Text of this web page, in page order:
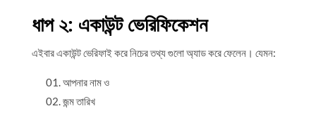
ধাপ ২: একাউন্ট ভেরিফিকেশন
এইবার একাউন্ট ভেরিফাই করে নিচের তথ্য গুলো অ্যাড করে ফেলেন। যেমন:
আপনার নাম ও
জন্ম তারিখ